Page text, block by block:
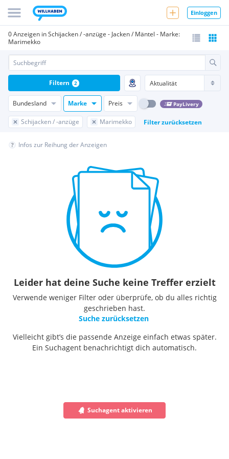
Einloggen
0 Anzeigen in Schijacken / -anzüge - Jacken / Mäntel - Marke:
Marimekko
Bundesland Marke Preis PayLivery
Schijacken / -anzüge Marimekko Filter zurücksetzen
Filtern 2
Infos zur Reihung der Anzeigen
Leider hat deine Suche keine Treffer erzielt
Verwende weniger Filter oder überprüfe, ob du alles richtig
geschrieben hast.
Suche zurücksetzen
Vielleicht gibt’s die passende Anzeige einfach etwas später.
Ein Suchagent benachrichtigt dich automatisch.
Suchagent aktivieren